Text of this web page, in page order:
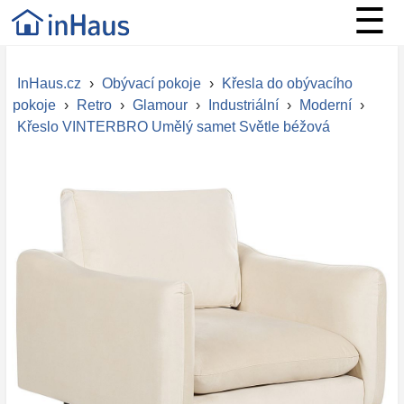
☰
InHaus.cz › Obývací pokoje ›
Křesla do obývacího
pokoje › Retro › Glamour › Industriální › Moderní ›
Křeslo VINTERBRO Umělý samet Světle béžová